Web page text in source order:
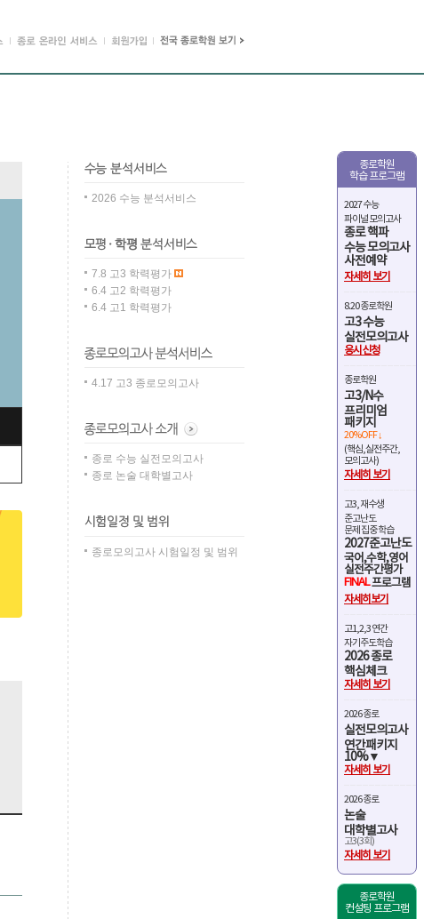
종로학원
학습 프로그램
2027 수능
파이널 모의고사
종로 핵파
수능 모의고사
사전예약
자세히 보기
8.20 종로학원
고3 수능
실전모의고사
응시신청
종로학원
고3/N수
프리미엄
패키지
20%OFF ↓
(핵심,실전주간,
모의고사)
자세히 보기
고3, 재수생
준고난도
문제 집중 학습
2027준고난도
국어,수학,영어
실전주간평가
FINAL프로그램
자세히보기
고1,2,3 연간
자기주도학습
2026 종로
핵심체크
자세히 보기
2026 종로
실전모의고사
연간패키지
10%▼
자세히 보기
2026 종로
논술
대학별고사
고3(3회)
자세히 보기
종로학원
컨설팅 프로그램
2026 수능 분석서비스
7.8 고3 학력평가
6.4 고2 학력평가
6.4 고1 학력평가
4.17 고3 종로모의고사
종로 수능 실전모의고사
종로 논술 대학별고사
종로모의고사 시험일정 및 범위